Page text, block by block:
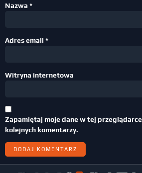
Nazwa *
Adres email *
Witryna internetowa
Zapamiętaj moje dane w tej
kolejnych komentarzy.